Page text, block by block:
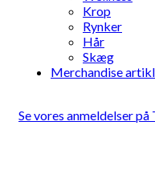
Krop
Rynker
Hår
Skæg
Merchandise
Se vores anmeldelser